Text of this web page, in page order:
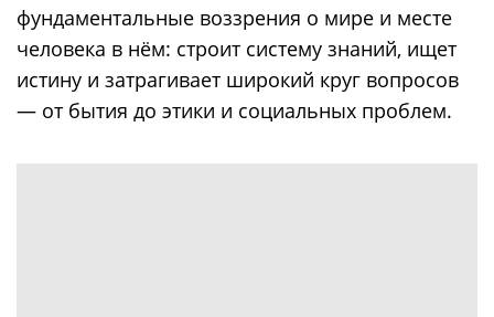
фундаментальные воззрения о мире и месте
человека в нём: строит систему знаний, ищет
истину и затрагивает широкий круг вопросов
— от бытия до этики и социальных проблем.